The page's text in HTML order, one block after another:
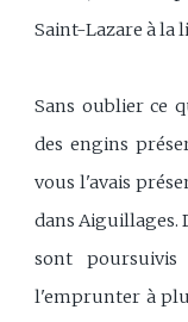
Saint-Lazare à la
Sans oublier ce
des engins
vous l'avais
dans Aiguillages.
sont
l'emprunter à